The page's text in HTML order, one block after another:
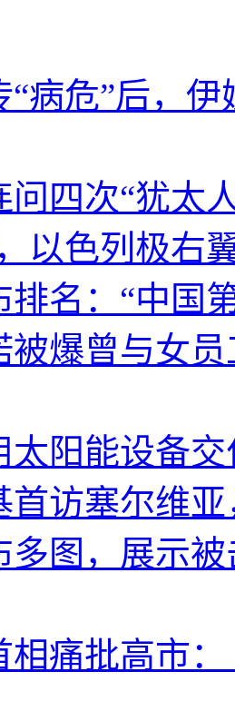
“病危”后，
问四次“犹太
以色列极右
排名：“中国
被爆曾与女
太阳能设备
首访塞尔维
多图，展示
相痛批高市